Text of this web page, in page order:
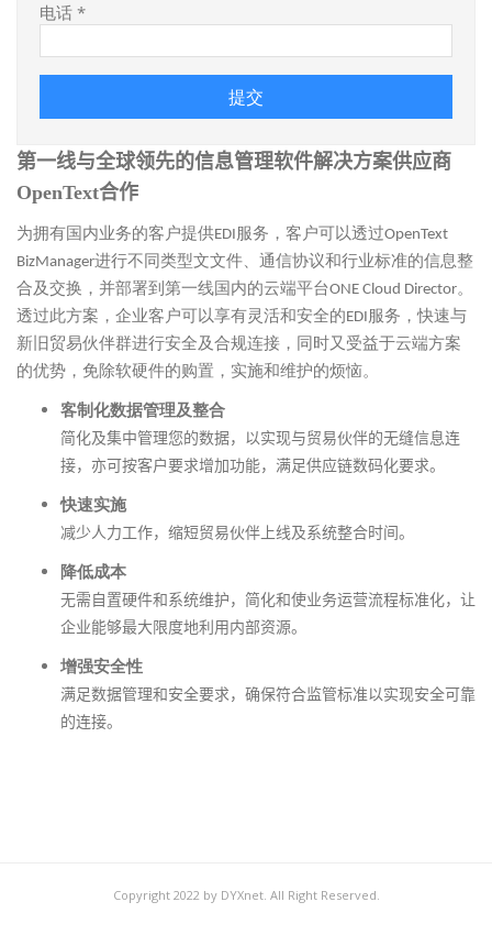
电话 *
第一线与全球领先的信息管理软件解决方案供应商
OpenText合作
为拥有国内业务的客户提供EDI服务，客户可以透过OpenText
BizManager进行不同类型文文件、通信协议和行业标准的信息整
合及交换，并部署到第一线国内的云端平台ONE Cloud Director。
透过此方案，企业客户可以享有灵活和安全的EDI服务，快速与
新旧贸易伙伴群进行安全及合规连接，同时又受益于云端方案
的优势，免除软硬件的购置，实施和维护的烦恼。
客制化数据管理及整合
简化及集中管理您的数据，以实现与贸易伙伴的无缝信息连
接，亦可按客户要求增加功能，满足供应链数码化要求。
快速实施
减少人力工作，缩短贸易伙伴上线及系统整合时间。
降低成本
无需自置硬件和系统维护，简化和使业务运营流程标准化，让
企业能够最大限度地利用内部资源。
增强安全性
满足数据管理和安全要求，确保符合监管标准以实现安全可靠
的连接。
Copyright 2022 by DYXnet. All Right Reserved.